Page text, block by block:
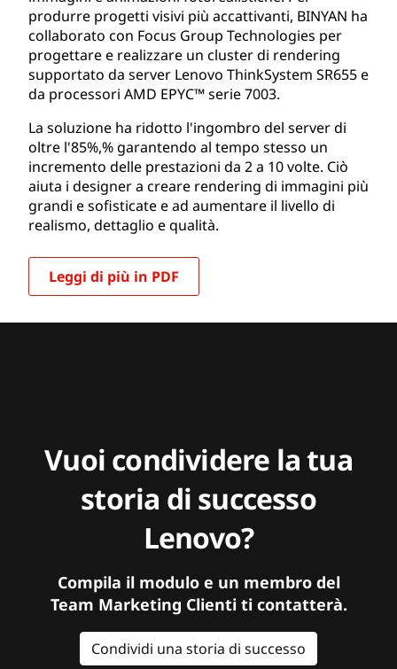
produrre progetti visivi più accattivanti, BINYAN ha
collaborato con Focus Group Technologies per
progettare e realizzare un cluster di rendering
supportato da server Lenovo ThinkSystem SR655 e
da processori AMD EPYC™ serie 7003.
La soluzione ha ridotto l'ingombro del server di
oltre l'85%,% garantendo al tempo stesso un
incremento delle prestazioni da 2 a 10 volte. Ciò
aiuta i designer a creare rendering di immagini più
grandi e sofisticate e ad aumentare il livello di
realismo, dettaglio e qualità.
Leggi di più in PDF
Vuoi condividere la tua
storia di successo
Lenovo?
Compila il modulo e un membro del
Team Marketing Clienti ti contatterà.
Condividi una storia di successo